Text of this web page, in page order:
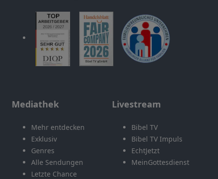
Mediathek
Mehr entdecken
Exklusiv
Genres
Alle Sendungen
Letzte Chance
Livestream
Bibel TV
Bibel TV Impuls
EchtJetzt
MeinGottesdienst